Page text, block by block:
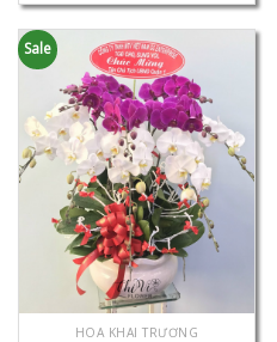
Sale
HOA KHAI TRƯƠNG